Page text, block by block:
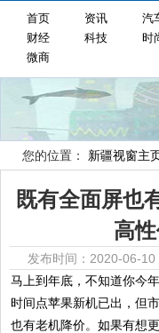
首页 资讯 汽
财经
科技 时
微商
您的位置： 新疆视窗主
既有全面屏也
高
发布时间：2020-06-
马上到年底，不知道你今
时间点苹果新机已出，但
也有老机降价。如果有想